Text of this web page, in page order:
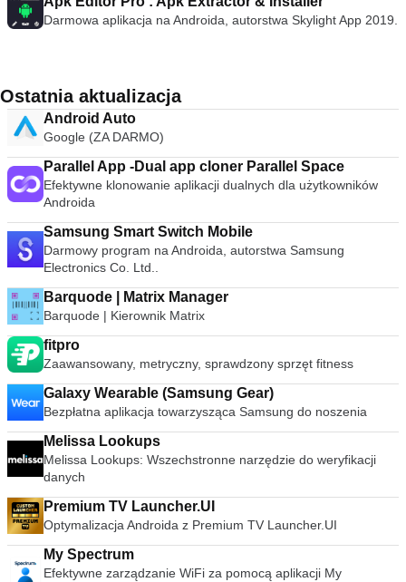
Darmowa aplikacja na Androida, autorstwa Skylight App 2019.
Ostatnia aktualizacja
Android Auto
Google (ZA DARMO)
Parallel App -Dual app cloner Parallel Space
Efektywne klonowanie aplikacji dualnych dla użytkowników
Androida
Samsung Smart Switch Mobile
Darmowy program na Androida, autorstwa Samsung
Electronics Co. Ltd..
Barquode | Matrix Manager
Barquode | Kierownik Matrix
fitpro
Zaawansowany, metryczny, sprawdzony sprzęt fitness
Galaxy Wearable (Samsung Gear)
Bezpłatna aplikacja towarzysząca Samsung do noszenia
Melissa Lookups
Melissa Lookups: Wszechstronne narzędzie do weryfikacji
danych
Premium TV Launcher.UI
Optymalizacja Androida z Premium TV Launcher.UI
My Spectrum
Efektywne zarządzanie WiFi za pomocą aplikacji My